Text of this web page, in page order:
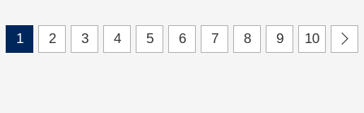
1 2 3 4 5 6 7 8 9 10